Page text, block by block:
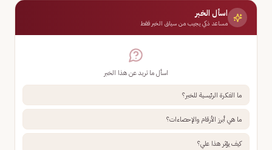
اسأل الخبر
مساعد ذكي يجيب من سياق الخبر فقط
اسأل ما تريد عن هذا الخبر
ما الفكرة الرئيسية للخبر؟
ما هي أبرز الأرقام والإحصاءات؟
كيف يؤثر هذا علي؟